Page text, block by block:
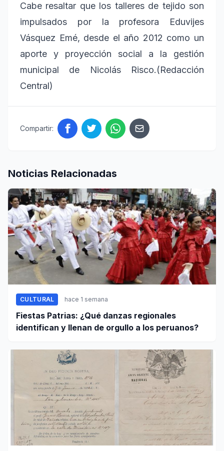
Cabe resaltar que los talleres de tejido son
impulsados por la profesora Eduvijes
Vásquez Emé, desde el año 2012 como un
aporte y proyección social a la gestión
municipal de Nicolás Risco.(Redacción
Central)
Compartir:
Noticias Relacionadas
CULTURAL hace 1 semana
Fiestas Patrias: ¿Qué danzas regionales
identifican y llenan de orgullo a los peruanos?